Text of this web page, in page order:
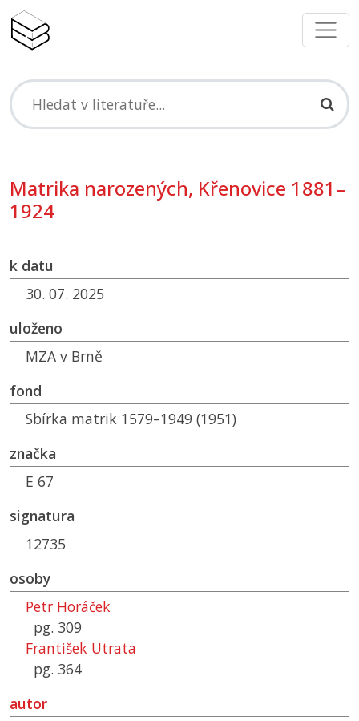
Matrika narozených, Křenovice 1881–
1924
k datu
30. 07. 2025
uloženo
MZA v Brně
fond
Sbírka matrik 1579–1949 (1951)
značka
E 67
signatura
12735
osoby
Petr Horáček
pg. 309
František Utrata
pg. 364
autor